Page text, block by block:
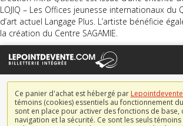
LOJIQ – Les Offices jeunesse internationaux du
d’art actuel Langage Plus. L’artiste bénéficie
la création du Centre SAGAMIE.